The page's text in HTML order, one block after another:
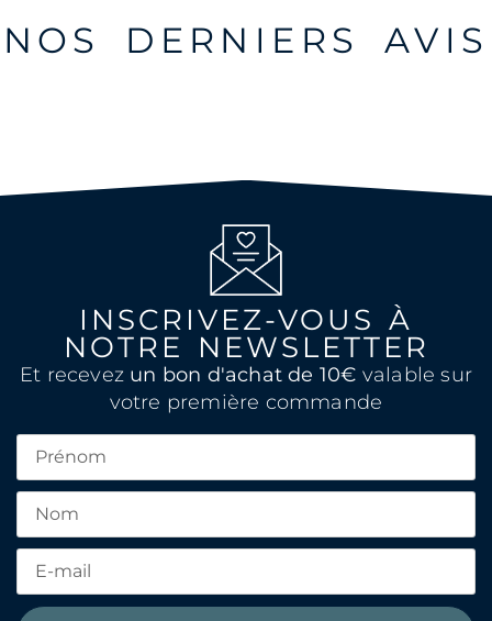
NOS DERNIERS AVIS
INSCRIVEZ-VOUS À
NOTRE NEWSLETTER
Et recevez un bon d'achat de 10€ valable sur
votre première commande